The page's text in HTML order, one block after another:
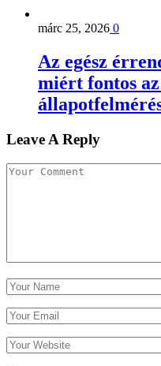
márc 25, 2026 0
Az egész
miért fontos
Leave A Reply